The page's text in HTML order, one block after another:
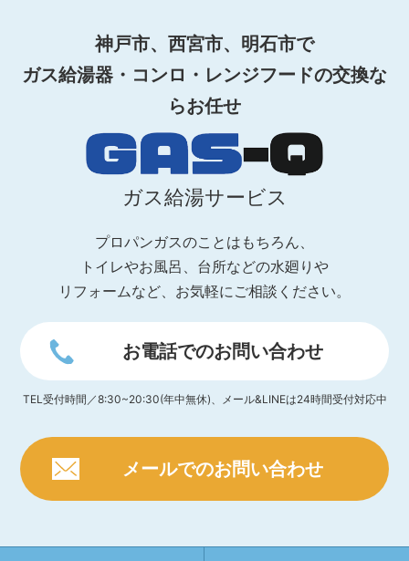
神戸市、西宮市、明石市で
ガス給湯器・コンロ・レンジフードの交換な
らお任せ
ガス給湯サービス
プロパンガスのことはもちろん、
トイレやお風呂、台所などの水廻りや
リフォームなど、お気軽にご相談ください。
お電話でのお問い合わせ
TEL受付時間／8:30~20:30(年中無休)、メール&LINEは24時間受付対応中
メールでのお問い合わせ